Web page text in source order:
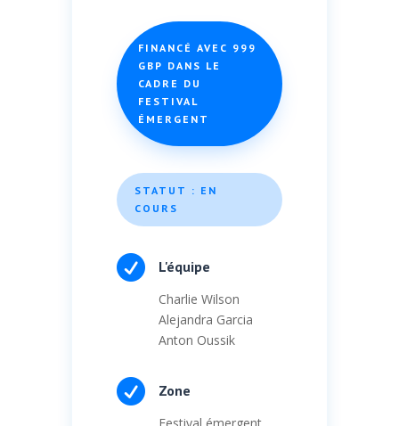
FINANCÉ AVEC 999
GBP DANS LE
CADRE DU
FESTIVAL
ÉMERGENT
STATUT : EN
COURS
 L'équipe
Charlie Wilson
Alejandra Garcia
Anton Oussik
 Zone